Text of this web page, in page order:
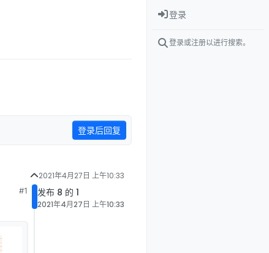
登录后回复
#1
2021年4月27日 上午10:33
发布 8 的 1
2021年4月27日 上午10:33
登录
登录或注册以进行搜索。